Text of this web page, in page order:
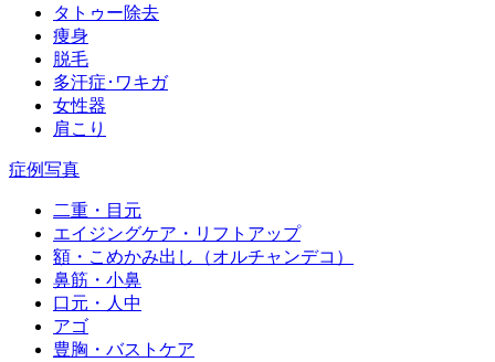
タトゥー除去
痩身
脱毛
多汗症･ワキガ
女性器
肩こり
症例写真
二重・目元
エイジングケア・リフトアップ
額・こめかみ出し（オルチャンデコ）
鼻筋・小鼻
口元・人中
アゴ
豊胸・バストケア